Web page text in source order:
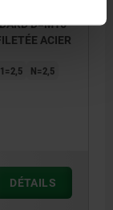
D=M16
ACIER
N=2,5
DÉTAILS